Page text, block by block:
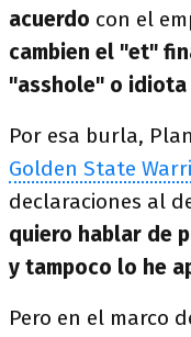
acuerdo con el
cambien el "et"
"asshole" o idiota
Por esa burla,
Golden State
declaraciones al
quiero hablar de
y tampoco lo he
Pero en el marco